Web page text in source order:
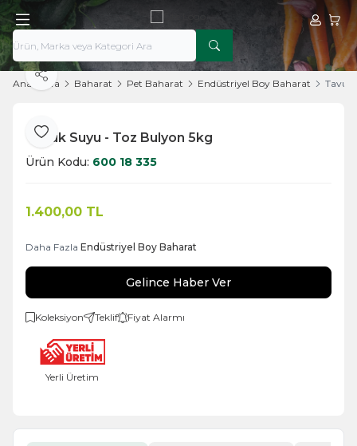
Hesabım
Ana Sayfa Baharat Pet Baharat Endüstriyel Boy Baharat Tavuk
Favoriye Ekle
Paylaş
Tavuk Suyu - Toz Bulyon 5kg
Ürün Kodu: 600 18 335
1.400,00 TL
Daha Fazla Endüstriyel Boy Baharat
Gelince Haber Ver
Koleksiyon Teklif Fiyat Alarmı
Yerli Üretim